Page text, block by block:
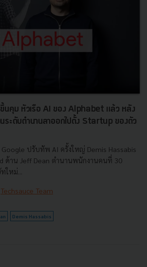
นคุม หัวเรือ AI ของ Alphabet แล้ว หลัง
ะดับตำนานลาออกไปตั้ง Startup ของตัว
ปรับทัพ AI ครั้งใหญ่ Demis Hassabis
ด้าน Jeff Dean ตำนานพนักงานคนที่ 30
หม่...
Techsauce Team
Demis Hassabis